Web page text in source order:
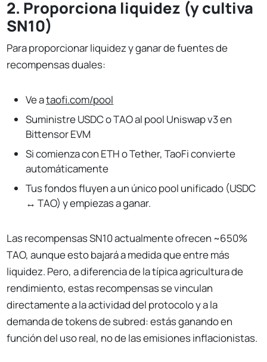
2. Proporciona liquidez (y cultiva
SN10)
Para proporcionar liquidez y ganar de fuentes de
recompensas duales:
Ve ataofi.com/pool
Suministre USDC o TAO al pool Uniswap v3 en
Bittensor EVM
Si comienza con ETH o Tether, TaoFi convierte
automáticamente
Tus fondos fluyen a un único pool unificado (USDC
↔ TAO) y empiezas a ganar.
Las recompensas SN10 actualmente ofrecen ~650%
TAO, aunque esto bajará a medida que entre más
liquidez. Pero, a diferencia de la típica agricultura de
rendimiento, estas recompensas se vinculan
directamente a la actividad del protocolo y a la
demanda de tokens de subred: estás ganando en
función del uso real, no de las emisiones inflacionistas.